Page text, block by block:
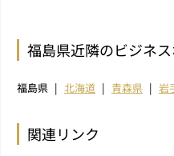
福島県近隣のビジネ
福島県 北海道 青森県 岩
関連リンク